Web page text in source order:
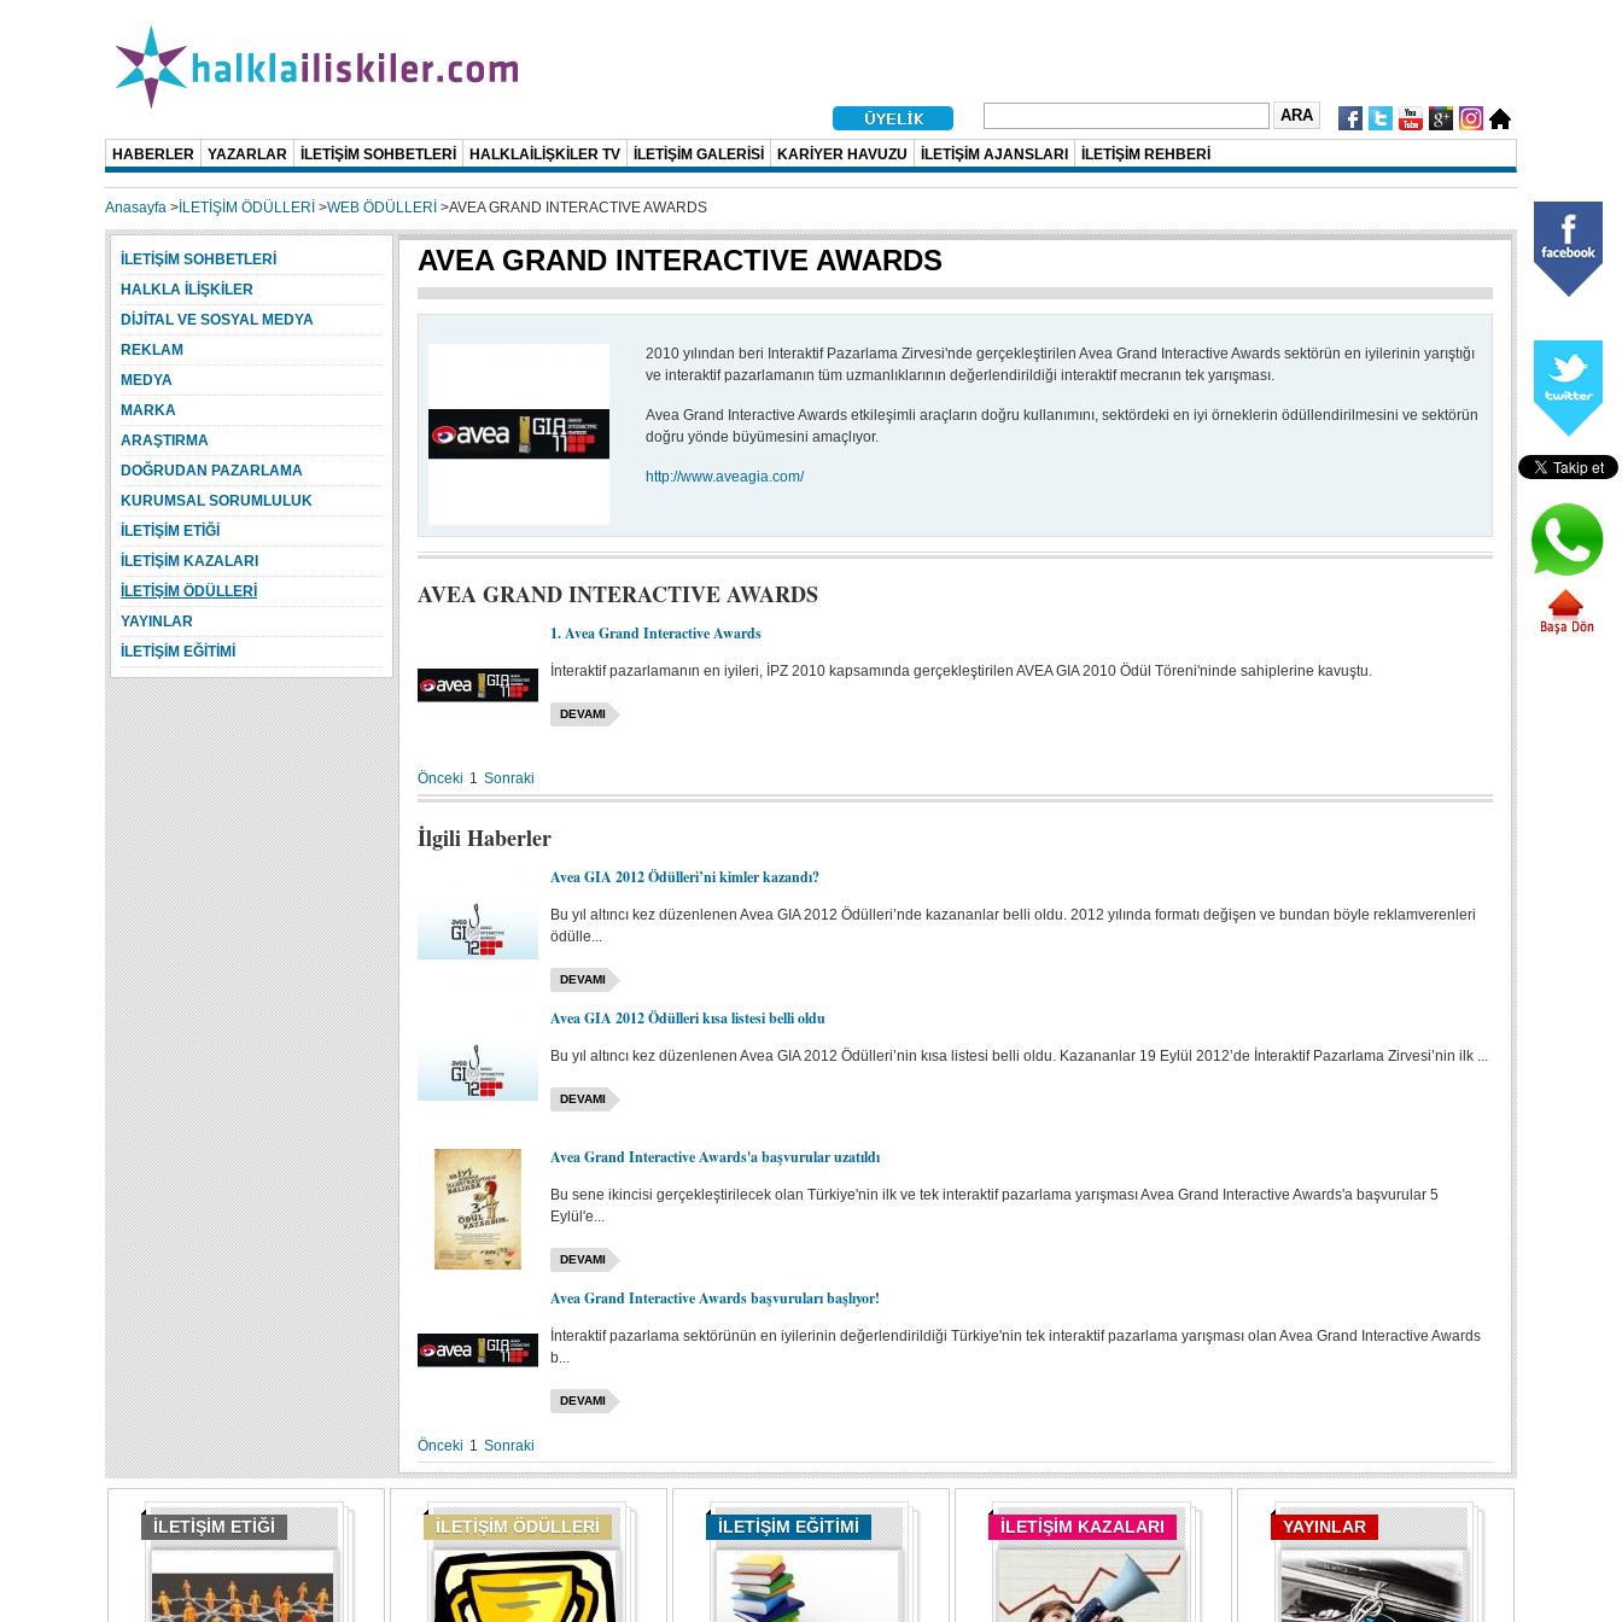
HABERLER YAZARLAR İLETİŞİM SOHBETLERİ HALKLAİLİŞKİLER TV İLETİŞİM GALERİSİ KARİYER HAVUZU İLETİŞİM AJANSLARI İLETİŞİM REHBERİ
Anasayfa > İLETİŞİM ÖDÜLLERİ >WEB ÖDÜLLERİ >AVEA GRAND INTERACTIVE AWARDS
AVEA GRAND INTERACTIVE AWARDS
2010 yılından beri Interaktif Pazarlama Zirvesi'nde gerçekleştirilen Avea Grand Interactive Awards sektörün en iyilerinin yarıştığı
ve interaktif pazarlamanın tüm uzmanlıklarının değerlendirildiği interaktif mecranın tek yarışması.
Avea Grand Interactive Awards etkileşimli araçların doğru kullanımını, sektördeki en iyi örneklerin ödüllendirilmesini ve sektörün
doğru yönde büyümesini amaçlıyor.
http://www.aveagia.com/
AVEA GRAND INTERACTIVE AWARDS
1. Avea Grand Interactive Awards
İnteraktif pazarlamanın en iyileri, İPZ 2010 kapsamında gerçekleştirilen AVEA GIA 2010 Ödül Töreni'ninde sahiplerine kavuştu.
DEVAMI
Önceki 1 Sonraki
İlgili Haberler
Avea GIA 2012 Ödülleri’ni kimler kazandı?
Bu yıl altıncı kez düzenlenen Avea GIA 2012 Ödülleri’nde kazananlar belli oldu. 2012 yılında formatı değişen ve bundan böyle reklamverenleri
ödülle...
DEVAMI
Avea GIA 2012 Ödülleri kısa listesi belli oldu
Bu yıl altıncı kez düzenlenen Avea GIA 2012 Ödülleri’nin kısa listesi belli oldu. Kazananlar 19 Eylül 2012’de İnteraktif Pazarlama Zirvesi’nin ilk ...
DEVAMI
Avea Grand Interactive Awards'a başvurular uzatıldı
Bu sene ikincisi gerçekleştirilecek olan Türkiye'nin ilk ve tek interaktif pazarlama yarışması Avea Grand Interactive Awards'a başvurular 5
Eylül'e...
DEVAMI
Avea Grand Interactive Awards başvuruları başlıyor!
İnteraktif pazarlama sektörünün en iyilerinin değerlendirildiği Türkiye'nin tek interaktif pazarlama yarışması olan Avea Grand Interactive Awards
b...
DEVAMI
Önceki 1 Sonraki
İLETİŞİM SOHBETLERİ
HALKLA İLİŞKİLER
DİJİTAL VE SOSYAL MEDYA
REKLAM
MEDYA
MARKA
ARAŞTIRMA
DOĞRUDAN PAZARLAMA
KURUMSAL SORUMLULUK
İLETİŞİM ETİĞİ
İLETİŞİM KAZALARI
İLETİŞİM ÖDÜLLERİ
YAYINLAR
İLETİŞİM EĞİTİMİ
İLETİŞİM ETİĞİ İLETİŞİM ÖDÜLLERİ İLETİŞİM EĞİTİMİ İLETİŞİM KAZALARI YAYINLAR